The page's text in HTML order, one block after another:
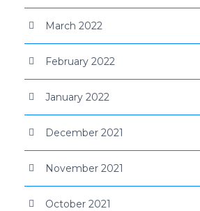
March 2022
February 2022
January 2022
December 2021
November 2021
October 2021